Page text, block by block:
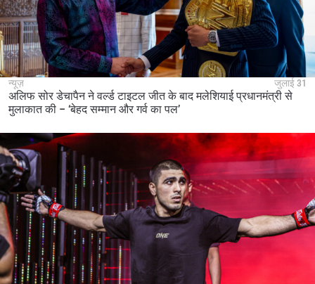
न्यूज़ जुलाई 31
अलिफ सोर डेचापैन ने वर्ल्ड टाइटल जीत के बाद मलेशियाई प्रधानमंत्री से
मुलाकात की – ‘बेहद सम्मान और गर्व का पल’